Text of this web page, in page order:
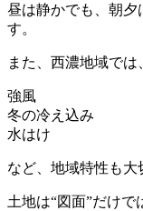
昼は静かでも、朝夕
す。
また、西濃地域では
強風
冬の冷え込み
水はけ
など、地域特性も大
土地は“図面”だけで